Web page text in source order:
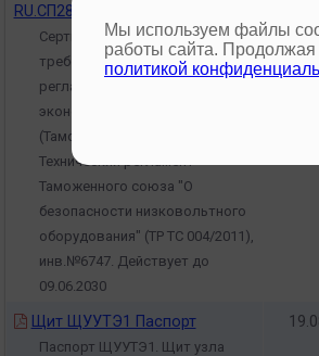
RU.СП28.В.03443/25
Сертификат соответствия
требованиям технического
регламента Евразийского
экономического союза
(Таможенного союза)
Технический регламент
Таможенного союза "О
безопасности низковольтного
оборудования" (ТР ТС 004/2011),
инв.№6747. Действует до
09.06.2030
Щит ЩУУТЭ1 Паспорт
Паспорт ЩУУТЭ1. Щит узла
Мы используем файлы
работы сайта. Продолжая
политикой